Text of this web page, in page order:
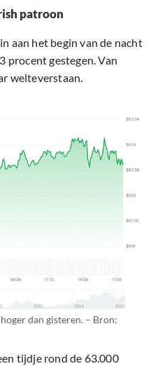
patroon
aan het begin van de nacht
procent gestegen. Van
welteverstaan.
dan gisteren. – Bron:
tijdje rond de 63.000